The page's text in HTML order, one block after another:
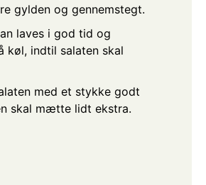
gylden og gennemstegt.
laves i god tid og
køl, indtil salaten skal
med et stykke godt
skal mætte lidt ekstra.